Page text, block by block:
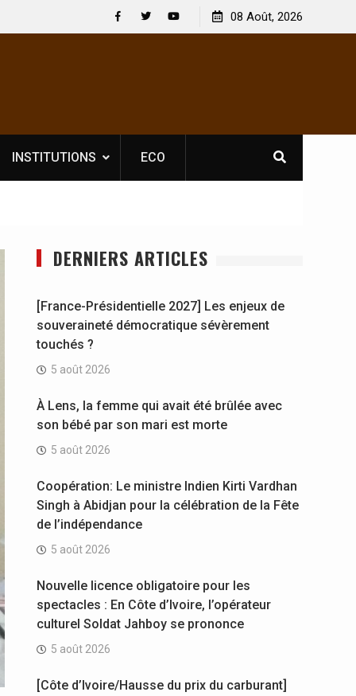
se
[France-Présidentielle 2027] Les enjeux de
souveraineté démocratique sévèrement touchés ?
08 Août, 2026
INSTITUTIONS ECO
DERNIERS ARTICLES
[France-Présidentielle 2027] Les enjeux de
souveraineté démocratique sévèrement
touchés ?
5 août 2026
À Lens, la femme qui avait été brûlée avec
son bébé par son mari est morte
5 août 2026
Coopération: Le ministre Indien Kirti Vardhan
Singh à Abidjan pour la célébration de la Fête
de l’indépendance
5 août 2026
Nouvelle licence obligatoire pour les
spectacles : En Côte d’Ivoire, l’opérateur
culturel Soldat Jahboy se prononce
5 août 2026
[Côte d’Ivoire/Hausse du prix du carburant]